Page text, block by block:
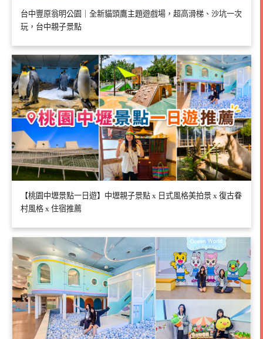
台中豐原翁明公園｜全新貓頭鷹主題遊戲場，超高滑梯、沙坑一次
玩，台中親子景點
【桃園中壢景點一日遊】中壢親子景點 x 日式風格美拍景 x 復古眷
村風格 x 住宿推薦